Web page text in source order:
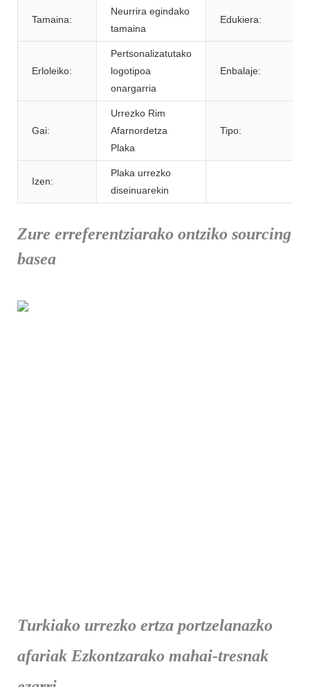
Tamaina:
Neurrira egindako
tamaina
Edukiera:
Erloleiko:
Pertsonalizatutako
logotipoa
onargarria
Enbalaje:
Gai:
Urrezko Rim
Afarnordetza
Plaka
Tipo:
Izen:
Plaka urrezko
diseinuarekin
Zure erreferentziarako ontziko sourcing
basea
Turkiako urrezko ertza portzelanazko
afariak Ezkontzarako mahai-tresnak